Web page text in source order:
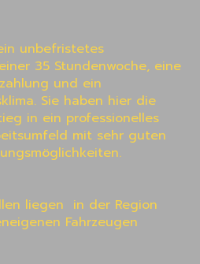
unbefristetes
35 Stundenwoche, eine
und ein
Sie haben hier die
in ein professionelles
mit sehr guten
liegen  in der Region
Fahrzeugen